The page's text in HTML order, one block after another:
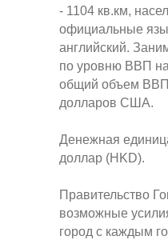
- 1104 кв.км,
официальные
английский.
по уровню ВВП
общий объем
долларов США.
Денежная
доллар (HKD).
Правительство
возможные
город с каждым